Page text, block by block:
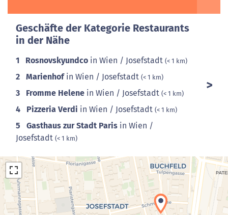
Geschäfte der Kategorie Restaurants
in der Nähe
1 Rosnovskyundco in Wien / Josefstadt (< 1 km)
2 Marienhofin Wien / Josefstadt (< 1 km)
3 Fromme Helene in Wien / Josefstadt (< 1 km)
4 Pizzeria Verdi in Wien / Josefstadt (< 1 km)
5 Gasthaus zur Stadt Paris in Wien /
Josefstadt (< 1 km)